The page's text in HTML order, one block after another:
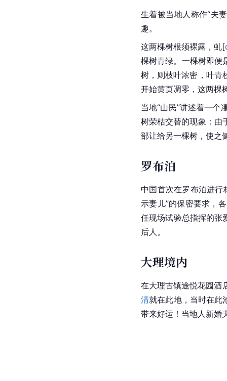
生着被当地人称作“夫
趣。
这两棵树根须裸露， 虬[
棵树青绿。一棵树即便
树，则枝叶浓密，叶青
开始黄页凋零，这两棵
当地“山民”讲述着一个
树荣枯交替的现象：由
部让给另一棵树，使之
罗布泊
中国首次在罗布泊进行
示妻儿”的保密要求，
任现场试验总指挥的张
后人。
大理境内
在大理古镇途悦花园酒
清就在此地，当时在此
带来好运！当地人新婚